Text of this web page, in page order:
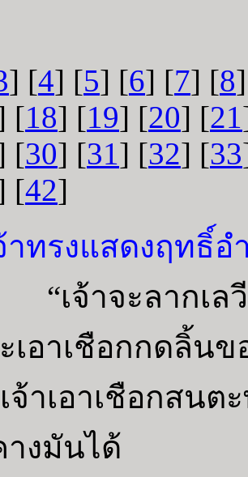
] [4] [5] [6] [7] [8
[18] [19] [20] [21
[30] [31] [32] [33
[42]
าทรงแสดงฤทธิ์
เจ้าจะลากเลวี
เอาเชือกกดลิ้นข
จ้าเอาเชือกสน
างมันได้